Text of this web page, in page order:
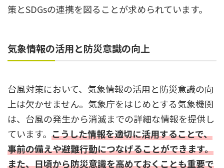
策とSDGsの連携を図ることが求められています。
気象情報の活用と防災意識の向上
台風対策において、気象情報の活用と防災意識の向
上は欠かせません。気象庁をはじめとする気象機関
は、台風の発生から消滅までの詳細な情報を提供し
ています。 こうした情報を適切に活用することで、
事前の備えや避難行動につなげることができます。
また、日頃から防災意識を高めておくことも重要で